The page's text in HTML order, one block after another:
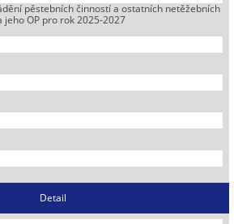
pěstebních činností a ostatních netěžebních
jeho OP pro rok 2025-2027
Detail